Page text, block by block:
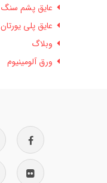
عایق پشم سنگ
عایق پلی یورتان
وبلاگ
ورق آلومینیوم